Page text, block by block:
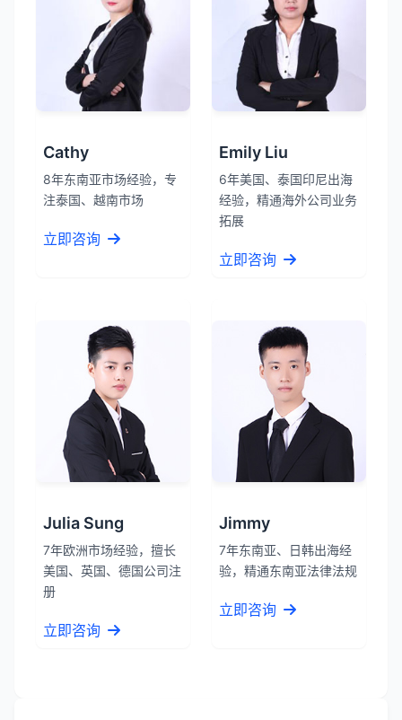
Cathy
8年东南亚市场经验，专
注泰国、越南市场
立即咨询
Emily Liu
6年美国、泰国印尼出海
经验，精通海外公司业务
拓展
立即咨询
Julia Sung
7年欧洲市场经验，擅长
美国、英国、德国公司注
册
立即咨询
Jimmy
7年东南亚、日韩出海经
验，精通东南亚法律法规
立即咨询